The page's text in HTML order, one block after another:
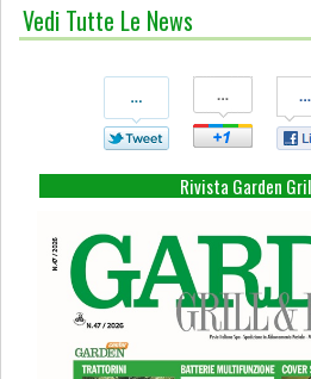
Vedi Tutte Le News
Condividi
Su
Twitter
Condividi
Su
Google+
Rivista Garden